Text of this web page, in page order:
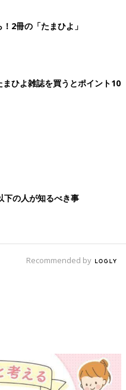
2冊の「たまひよ」
ひよ雑誌を買うとポイント10
下の人が知るべき事
Recommended by